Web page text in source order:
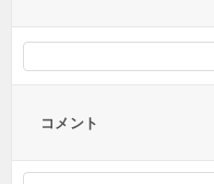
コメント